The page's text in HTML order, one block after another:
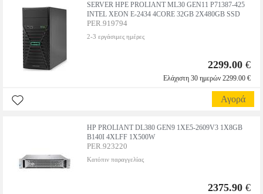
SERVER HPE PROLIANT ML30 GEN11 P71387-425
INTEL XEON E-2434 4CORE 32GB 2X480GB SSD
PER.919794
2-3 εργάσιμες ημέρες
2299.00 €
Ελάχιστη 30 ημερών 2299.00 €
Αγορά
HP PROLIANT DL380 GEN9 1XE5-2609V3 1X8GB
B140I 4XLFF 1X500W
PER.923220
Κατόπιν παραγγελίας
2375.90 €